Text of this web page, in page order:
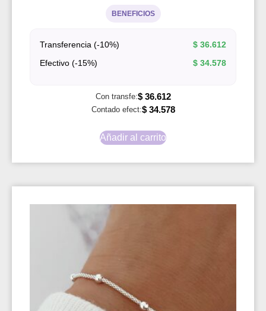
BENEFICIOS
Transferencia (-10%) $ 36.612
Efectivo (-15%)
$ 34.578
Con transfe:$36.612
Contado efect:$34.578
Añadir al carrito